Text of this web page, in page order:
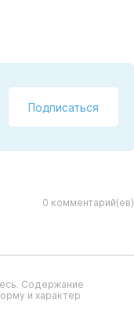
Подписаться
0 комментарий(ев)
Содержание
и характер